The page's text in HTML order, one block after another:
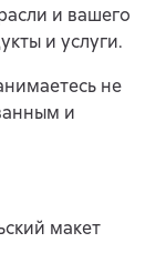
и вашего
и услуги.
не
и
макет